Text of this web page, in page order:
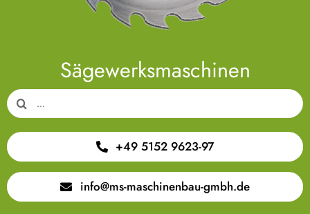
Sägewerksmaschinen
Suche
nach:
+49 5152 9623-97
info@ms-maschinenbau-gmbh.de